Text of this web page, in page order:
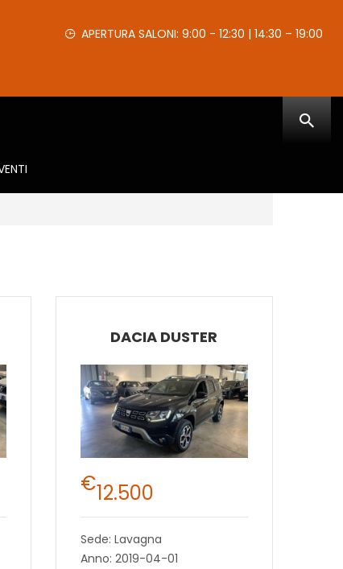
APERTURA SALONI: 9:00 - 12:30 | 14:30 – 19:00
DACIA DUSTER
€12.500
Sede: Lavagna
Anno: 2019-04-01